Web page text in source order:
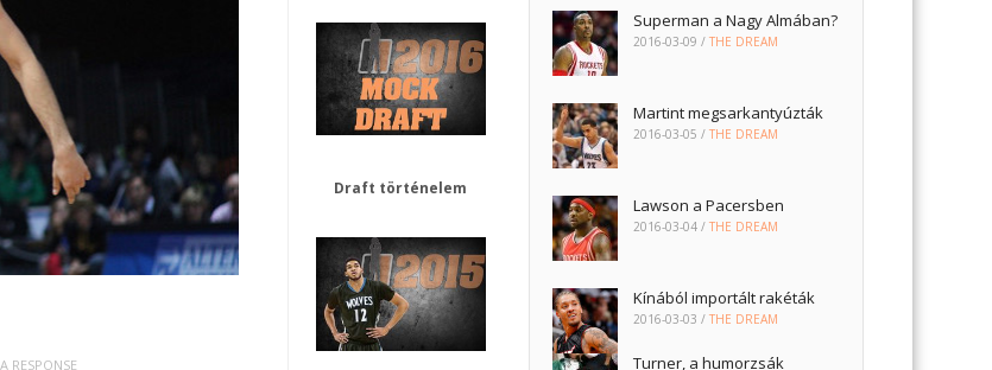
RESPONSE
Superman a Nagy Almában?
2016-03-09 /THE DREAM
Martint megsarkantyúzták
2016-03-05 /THE DREAM
Lawson a Pacersben
2016-03-04 /THE DREAM
Kínából importált rakéták
2016-03-03 /THE DREAM
Turner, a humorzsák
Draft történelem